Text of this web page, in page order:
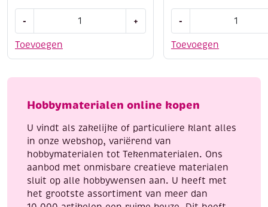
Toevoegen
-
acrylmarker
aantal
+
Toevoegen
-
acrylmarker
aantal
Hobbymaterialen online kopen
U vindt als zakelijke of particuliere klant alles
in onze webshop, variërend van
hobbymaterialen tot Tekenmaterialen. Ons
aanbod met onmisbare creatieve materialen
sluit op alle hobbywensen aan. U heeft met
het grootste assortiment van meer dan